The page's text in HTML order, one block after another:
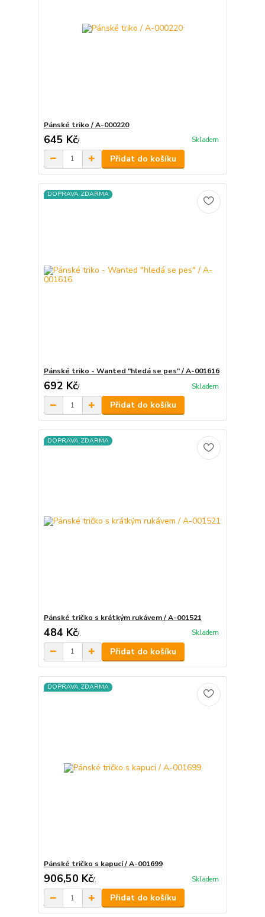
Pánské triko / A-000220
645 Kč/. Skladem
Přidat do košíku
DOPRAVA ZDARMA
Pánské triko - Wanted "hledá se pes" / A-001616
692 Kč/. Skladem
Přidat do košíku
DOPRAVA ZDARMA
Pánské tričko s krátkým rukávem / A-001521
484 Kč/. Skladem
Přidat do košíku
DOPRAVA ZDARMA
Pánské tričko s kapucí / A-001699
906,50 Kč/. Skladem
Přidat do košíku